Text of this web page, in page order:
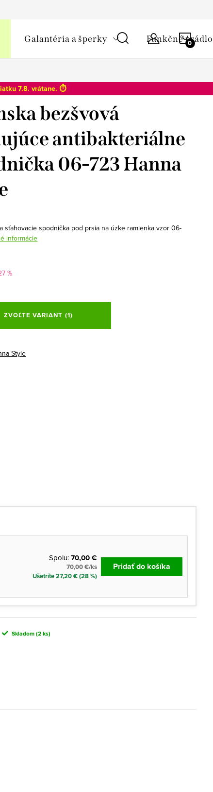
Galantéria a šperky Funkčné prádlo
7.8. vrátane. ⏱️
bezšvová
antibakteriálne
06-723 Hanna
sťahovacie spodnička pod prsia na úzke ramienka vzor 06-
informácie
%
ZVOĽTE VARIANT (1)
Style
Spolu:70,00 €
70,00 €/ks
Ušetríte 27,20 € (28 %)
Pridať do košíka
Skladom(2 ks)